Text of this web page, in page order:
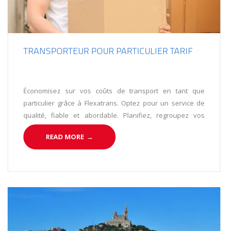
TRANSPORTEUR POUR PARTICULIER TARIF
Économisez sur vos coûts de transport en tant que
particulier grâce à Flexatrans. Optez pour un service de
qualité, fiable et abordable. Planifiez, regroupez vos
envois et bénéficiez de tarifs compétitifs. Choisissez
Flexatrans, votre partenaire de confiance pour le
transport de vos marchandises.
READ MORE →